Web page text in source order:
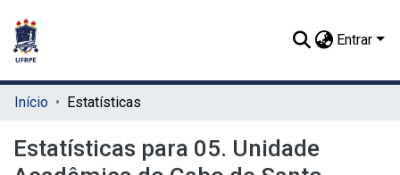
Entrar
Início Estatísticas
Estatísticas para 05. Unidade